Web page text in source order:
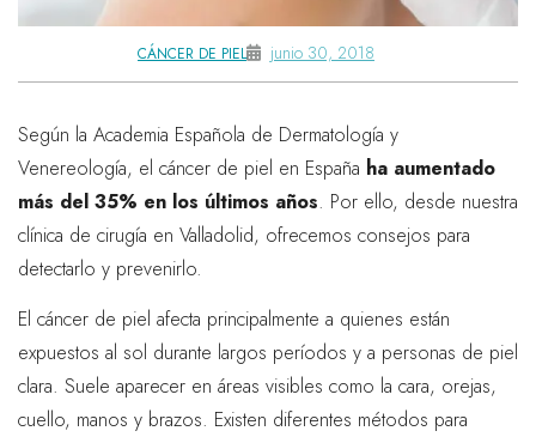
CÁNCER DE PIEL junio 30, 2018
Según la Academia Española de Dermatología y
Venereología, el cáncer de piel en España ha aumentado
más del 35% en los últimos años. Por ello, desde nuestra
clínica de cirugía en Valladolid, ofrecemos consejos para
detectarlo y prevenirlo.
El cáncer de piel afecta principalmente a quienes están
expuestos al sol durante largos períodos y a personas de piel
clara. Suele aparecer en áreas visibles como la cara, orejas,
cuello, manos y brazos. Existen diferentes métodos para